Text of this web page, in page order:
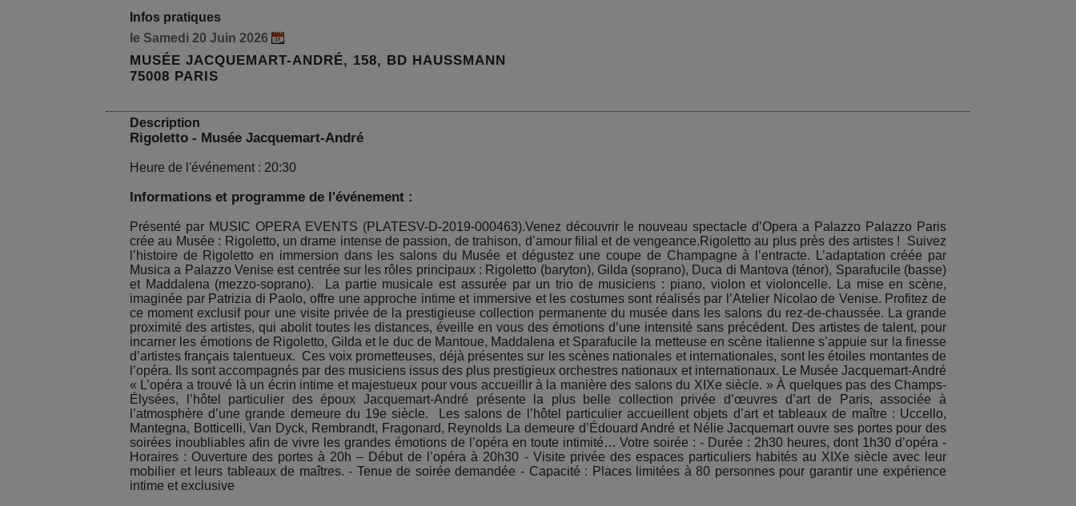
Infos pratiques
le Samedi 20 Juin 2026
MUSÉE JACQUEMART-ANDRÉ, 158, BD HAUSSMANN
75008 PARIS
Description
Rigoletto - Musée Jacquemart-André
Heure de l'événement : 20:30
Informations et programme de l'événement :
Présenté par MUSIC OPERA EVENTS (PLATESV-D-2019-000463).Venez découvrir le nouveau spectacle d’Opera a Palazzo Palazzo Paris
crée au Musée : Rigoletto, un drame intense de passion, de trahison, d’amour filial et de vengeance.Rigoletto au plus près des artistes ! Suivez
l’histoire de Rigoletto en immersion dans les salons du Musée et dégustez une coupe de Champagne à l’entracte. L’adaptation créée par
Musica a Palazzo Venise est centrée sur les rôles principaux : Rigoletto (baryton), Gilda (soprano), Duca di Mantova (ténor), Sparafucile (basse)
et Maddalena (mezzo-soprano). La partie musicale est assurée par un trio de musiciens : piano, violon et violoncelle. La mise en scène,
imaginée par Patrizia di Paolo, offre une approche intime et immersive et les costumes sont réalisés par l’Atelier Nicolao de Venise. Profitez de
ce moment exclusif pour une visite privée de la prestigieuse collection permanente du musée dans les salons du rez-de-chaussée. La grande
proximité des artistes, qui abolit toutes les distances, éveille en vous des émotions d’une intensité sans précédent. Des artistes de talent, pour
incarner les émotions de Rigoletto, Gilda et le duc de Mantoue, Maddalena et Sparafucile la metteuse en scène italienne s’appuie sur la finesse
d’artistes français talentueux. Ces voix prometteuses, déjà présentes sur les scènes nationales et internationales, sont les étoiles montantes de
l’opéra. Ils sont accompagnés par des musiciens issus des plus prestigieux orchestres nationaux et internationaux. Le Musée Jacquemart-André
« L’opéra a trouvé là un écrin intime et majestueux pour vous accueillir à la manière des salons du XIXe siècle. » À quelques pas des Champs-
Élysées, l’hôtel particulier des époux Jacquemart-André présente la plus belle collection privée d’œuvres d’art de Paris, associée à
l’atmosphère d’une grande demeure du 19e siècle. Les salons de l’hôtel particulier accueillent objets d’art et tableaux de maître : Uccello,
Mantegna, Botticelli, Van Dyck, Rembrandt, Fragonard, Reynolds La demeure d’Édouard André et Nélie Jacquemart ouvre ses portes pour des
soirées inoubliables afin de vivre les grandes émotions de l’opéra en toute intimité… Votre soirée : - Durée : 2h30 heures, dont 1h30 d’opéra -
Horaires : Ouverture des portes à 20h – Début de l’opéra à 20h30 - Visite privée des espaces particuliers habités au XIXe siècle avec leur
mobilier et leurs tableaux de maîtres. - Tenue de soirée demandée - Capacité : Places limitées à 80 personnes pour garantir une expérience
intime et exclusive